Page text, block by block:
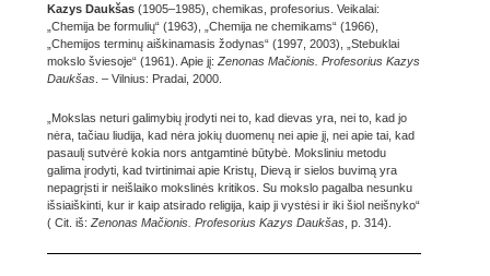
Kazys Daukšas (1905–1985), chemikas, profesorius. Veikalai:
„Chemija be formulių“ (1963), „Chemija ne chemikams“ (1966),
„Chemijos terminų aiškinamasis žodynas“ (1997, 2003), „Stebuklai
mokslo šviesoje“ (1961). Apie jį: Zenonas Mačionis. Profesorius Kazys
Daukšas. – Vilnius: Pradai, 2000.
„Mokslas neturi galimybių įrodyti nei to, kad dievas yra, nei to, kad jo
nėra, tačiau liudija, kad nėra jokių duomenų nei apie jį, nei apie tai, kad
pasaulį sutvėrė kokia nors antgamtinė būtybė. Moksliniu metodu
galima įrodyti, kad tvirtinimai apie Kristų, Dievą ir sielos buvimą yra
nepagrįsti ir neišlaiko mokslinės kritikos. Su mokslo pagalba nesunku
išsiaiškinti, kur ir kaip atsirado religija, kaip ji vystėsi ir iki šiol neišnyko“
( Cit. iš: Zenonas Mačionis. Profesorius Kazys Daukšas, p. 314).